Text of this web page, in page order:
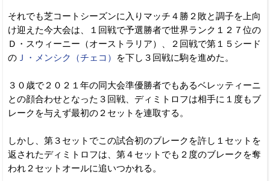
それでも芝コートシーズンに入りマッチ４勝２敗と調子を上向
け迎えた今大会は、１回戦で予選勝者で世界ランク１２７位の
Ｄ・スウィーニー（オーストラリア）、２回戦で第１５シード
の Ｊ・メンシク（チェコ） を下し３回戦に駒を進めた。
３０歳で２０２１年の同大会準優勝者でもあるベレッティーニ
との顔合わせとなった３回戦、ディミトロフは相手に１度もブ
レークを与えず最初の２セットを連取する。
しかし、第３セットでこの試合初のブレークを許し１セットを
返されたディミトロフは、第４セットでも２度のブレークを奪
われ２セットオールに追いつかれる。